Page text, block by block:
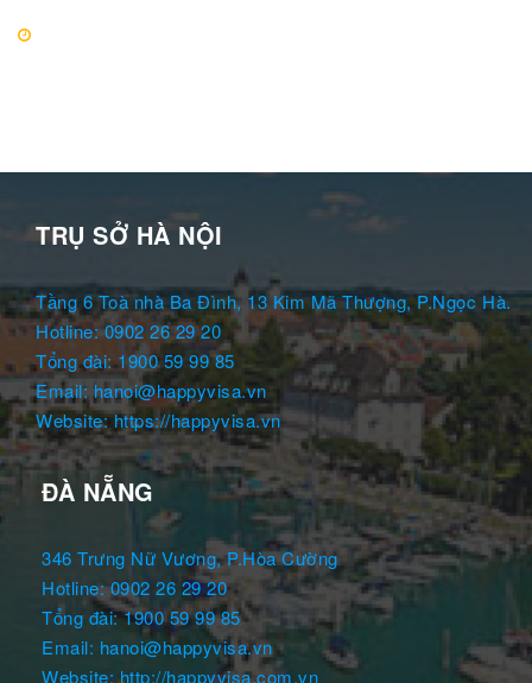
TRỤ SỞ HÀ NỘI
Tầng 6 Toà nhà Ba Đình, 13 Kim Mã Thượng, P.Ngọc Hà.
Hotline: 0902 26 29 20
Tổng đài: 1900 59 99 85
Email: hanoi@happyvisa.vn
Website: https://happyvisa.vn
ĐÀ NẴNG
346 Trưng Nữ Vương, P.Hòa Cường
Hotline: 0902 26 29 20
Tổng đài: 1900 59 99 85
Email: hanoi@happyvisa.vn
Website: http://happyvisa.com.vn